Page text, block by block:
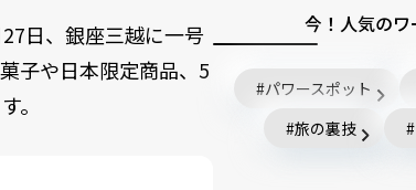
日、銀座三越に一号
子や日本限定商品、5
。
今！人気のワ
パワースポット
旅の裏技